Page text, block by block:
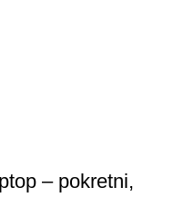
– pokretni,